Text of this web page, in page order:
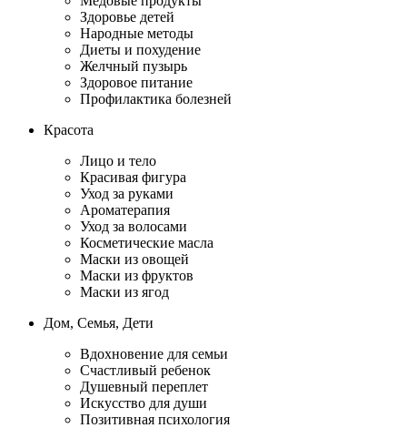
Здоровье детей
Народные методы
Диеты и похудение
Желчный пузырь
Здоровое питание
Профилактика болезней
Красота
Лицо и тело
Красивая фигура
Уход за руками
Ароматерапия
Уход за волосами
Косметические масла
Маски из овощей
Маски из фруктов
Маски из ягод
Дом, Семья, Дети
Вдохновение для семьи
Счастливый ребенок
Душевный переплет
Искусство для души
Позитивная психология